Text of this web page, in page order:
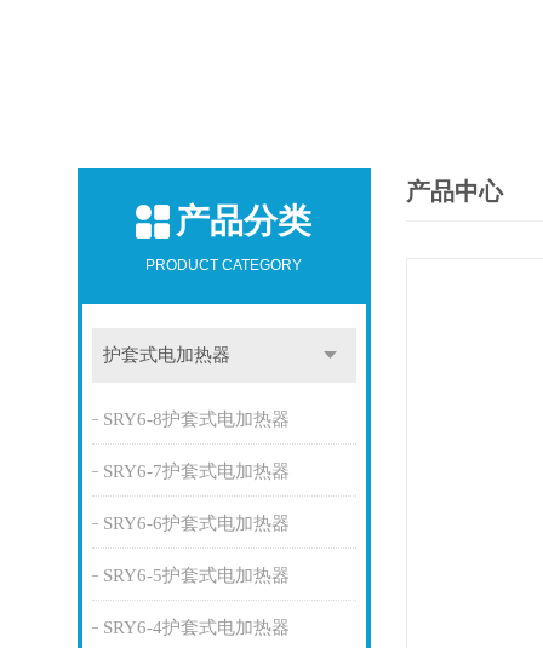
产品分类
PRODUCT CATEGORY
护套式电加热器
SRY6-8护套式电加热器
SRY6-7护套式电加热器
SRY6-6护套式电加热器
SRY6-5护套式电加热器
SRY6-4护套式电加热器
产品中心